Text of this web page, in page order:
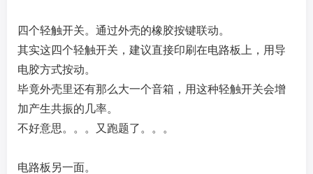
四个轻触开关。通过外壳的橡胶按键联动。
其实这四个轻触开关，建议直接印刷在电路板上，用导
电胶方式按动。
毕竟外壳里还有那么大一个音箱，用这种轻触开关会增
加产生共振的几率。
不好意思。。。又跑题了。。。
电路板另一面。